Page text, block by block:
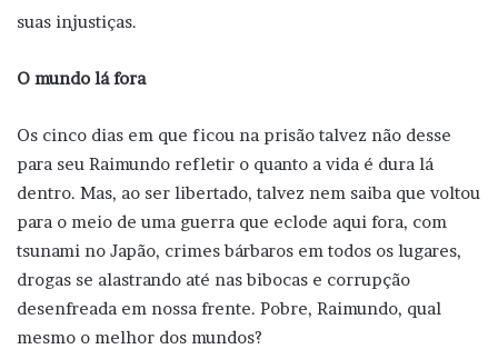
suas injustiças.
O mundo lá fora
Os cinco dias em que ficou na prisão talvez não desse
para seu Raimundo refletir o quanto a vida é dura lá
dentro. Mas, ao ser libertado, talvez nem saiba que voltou
para o meio de uma guerra que eclode aqui fora, com
tsunami no Japão, crimes bárbaros em todos os lugares,
drogas se alastrando até nas bibocas e corrupção
desenfreada em nossa frente. Pobre, Raimundo, qual
mesmo o melhor dos mundos?